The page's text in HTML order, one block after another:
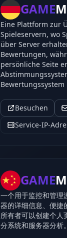
GAME
Eine Plattform zur
Spieleservern, wo
über Server
Bewertungen,
persönliche Seite
Besuchen
Service-IP-
GAME
一个用于监控和管理
器的详细信息、便捷
所有者可以创建个人
分系统和服务器分析。